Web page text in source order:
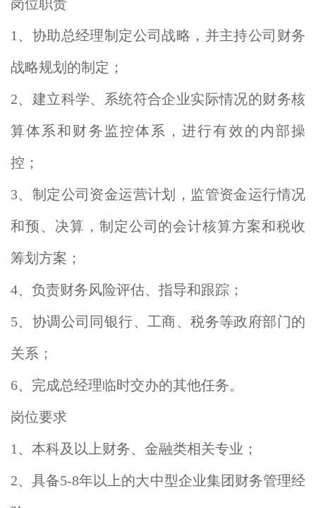
岗位职责
1、协助总经理制定公司战略，并主持公司财务
战略规划的制定；
2、建立科学、系统符合企业实际情况的财务核
算体系和财务监控体系，进行有效的内部操
控；
3、制定公司资金运营计划，监管资金运行情况
和预、决算，制定公司的会计核算方案和税收
筹划方案；
4、负责财务风险评估、指导和跟踪；
5、协调公司同银行、工商、税务等政府部门的
关系；
6、完成总经理临时交办的其他任务。
岗位要求
1、本科及以上财务、金融类相关专业；
2、具备5-8年以上的大中型企业集团财务管理经